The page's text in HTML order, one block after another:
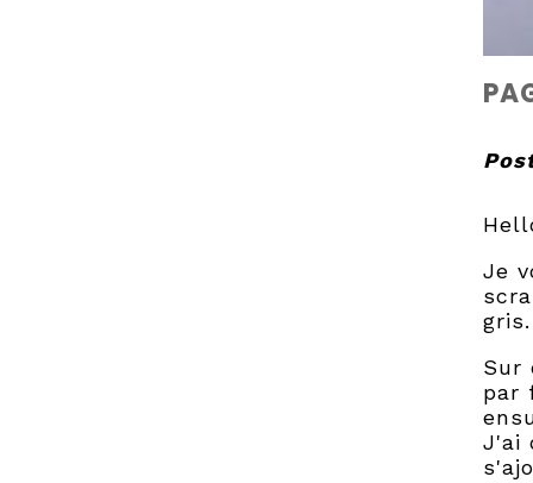
Je
gris.
Sur
par
J'ai